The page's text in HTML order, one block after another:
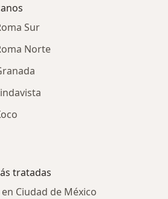
Sur
Norte
tratadas
Ciudad de México